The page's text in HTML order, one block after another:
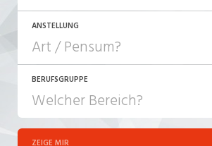
ANSTELLUNG
JOB-TYP
Festanstellung
BERUFSGRUPPE
ZEIGE MIR